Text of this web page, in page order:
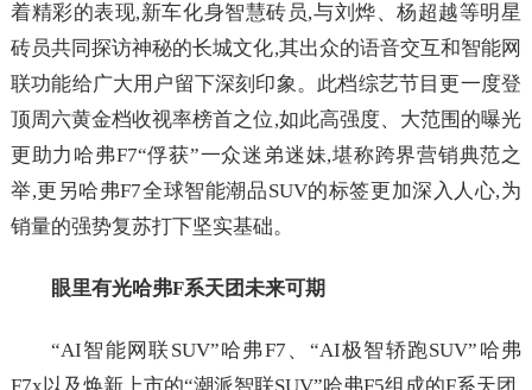
着精彩的表现,新车化身智慧砖员,与刘烨、杨超越等明星
砖员共同探访神秘的长城文化,其出众的语音交互和智能网
联功能给广大用户留下深刻印象。此档综艺节目更一度登
顶周六黄金档收视率榜首之位,如此高强度、大范围的曝光
更助力哈弗F7“俘获”一众迷弟迷妹,堪称跨界营销典范之
举,更另哈弗F7全球智能潮品SUV的标签更加深入人心,为
销量的强势复苏打下坚实基础。
眼里有光哈弗F系天团未来可期
“AI智能网联SUV”哈弗F7、“AI极智轿跑SUV”哈弗